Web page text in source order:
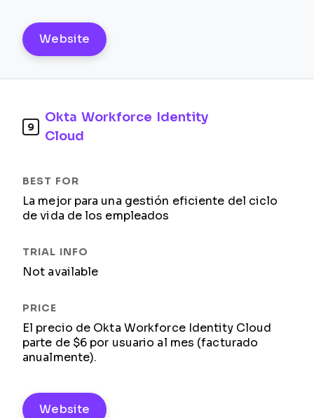
Website
9
Okta Workforce Identity
Cloud
La mejor para una gestión eficiente del ciclo
de vida de los empleados
Not available
El precio de Okta Workforce Identity Cloud
parte de $6 por usuario al mes (facturado
anualmente).
Website